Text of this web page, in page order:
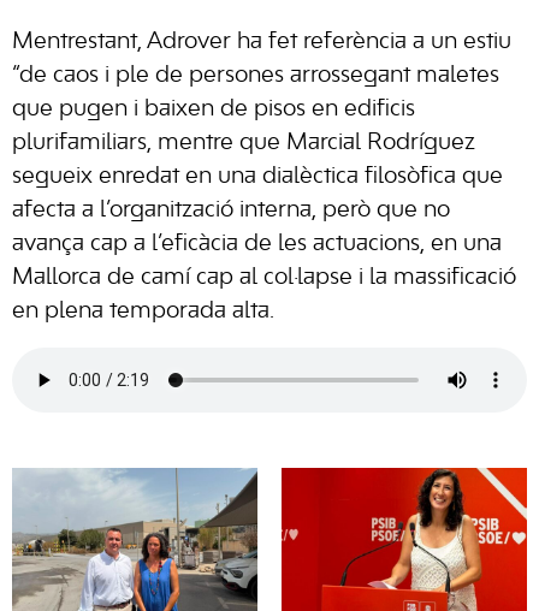
Mentrestant, Adrover ha fet referència a un estiu
“de caos i ple de persones arrossegant maletes
que pugen i baixen de pisos en edificis
plurifamiliars, mentre que Marcial Rodríguez
segueix enredat en una dialèctica filosòfica que
afecta a l’organització interna, però que no
avança cap a l’eficàcia de les actuacions, en una
Mallorca de camí cap al col·lapse i la massificació
en plena temporada alta.